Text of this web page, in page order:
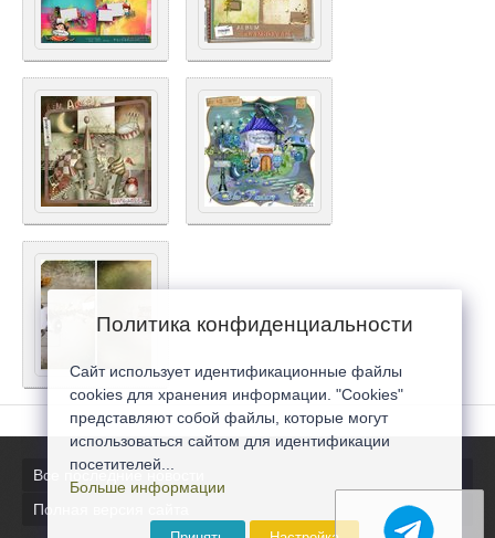
Все последние новости
Полная версия сайта
Политика конфиденциальности
Сайт использует идентификационные файлы
cookies для хранения информации. "Cookies"
представляют собой файлы, которые могут
использоваться сайтом для идентификации
посетителей...
Больше информации